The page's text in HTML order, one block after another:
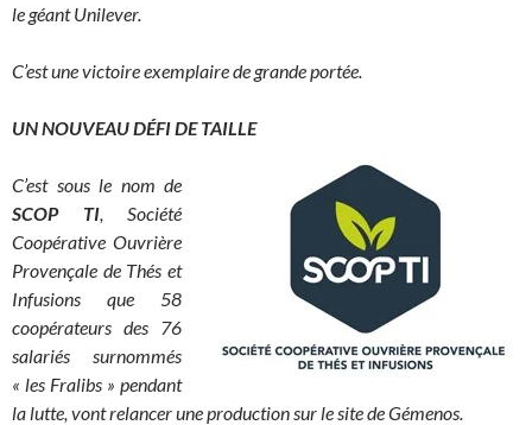
le géant Unilever.
C’est une victoire exemplaire de grande portée.
UN NOUVEAU DÉFI DE TAILLE
C’est sous le nom de
SCOP TI, Société
Coopérative Ouvrière
Provençale de Thés et
Infusions que 58
coopérateurs des 76
salariés surnommés
« les Fralibs » pendant
la lutte, vont relancer une production sur le site de Gémenos.